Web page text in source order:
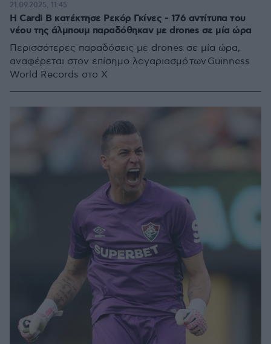
Η Cardi B κατέκτησε Ρεκόρ Γκίνες - 176 αντίτυπα του
νέου της άλμπουμ παραδόθηκαν με drones σε μία ώρα
Περισσότερες παραδόσεις με drones σε μία ώρα,
αναφέρεται στον επίσημο λογαριασμό των Guinness
World Records στο Χ
21.09.2025, 11:45